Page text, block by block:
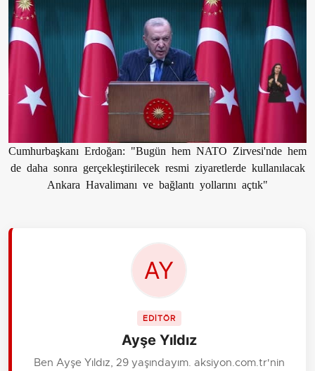
Cumhurbaşkanı Erdoğan: "Bugün hem NATO Zirvesi'nde hem
de daha sonra gerçekleştirilecek resmi ziyaretlerde kullanılacak
Ankara Havalimanı ve bağlantı yollarını açtık"
EDİTÖR
Ayşe Yıldız
Ben Ayşe Yıldız, 29 yaşındayım. aksiyon.com.tr'nin